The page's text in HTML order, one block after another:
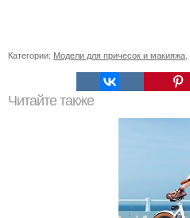
Категории: Модели для причесок и макияжа
Читайте также